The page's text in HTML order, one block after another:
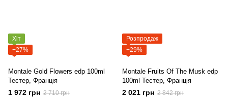
Хіт
−27%
Montale Gold Flowers edp 100ml
Тестер, Франція
1 972 грн 2 710 грн
Розпродаж
−29%
Montale Fruits Of The Musk edp
100ml Тестер, Франція
2 021 грн 2 842 грн